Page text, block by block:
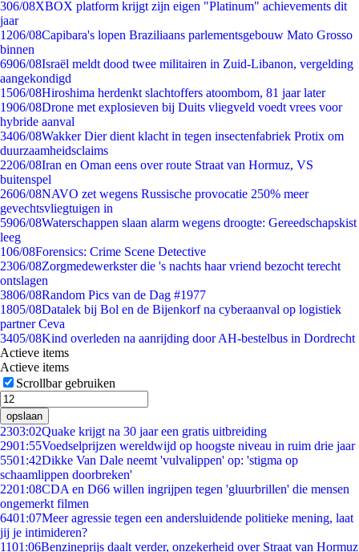
306/08XBOX platform krijgt zijn eigen "Platinum" achievements dit
jaar
1206/08Capibara's lopen Braziliaans parlementsgebouw Mato Grosso
binnen
6906/08Israël meldt dood twee militairen in Zuid-Libanon, vergelding
aangekondigd
1506/08Hiroshima herdenkt slachtoffers atoombom, 81 jaar later
1906/08Drone met explosieven bij Duits vliegveld voedt vrees voor
hybride aanval
3406/08Wakker Dier dient klacht in tegen insectenfabriek Protix om
duurzaamheidsclaims
2206/08Iran en Oman eens over route Straat van Hormuz, VS
buitenspel
2606/08NAVO zet wegens Russische provocatie 250% meer
gevechtsvliegtuigen in
5906/08Waterschappen slaan alarm wegens droogte: Gereedschapskist
leeg
106/08Forensics: Crime Scene Detective
2306/08Zorgmedewerkster die 's nachts haar vriend bezocht terecht
ontslagen
3806/08Random Pics van de Dag #1977
1805/08Datalek bij Bol en de Bijenkorf na cyberaanval op logistiek
partner Ceva
3405/08Kind overleden na aanrijding door AH-bestelbus in Dordrecht
Actieve items
Actieve items
Scrollbar gebruiken
opslaan
2303:02Quake krijgt na 30 jaar een gratis uitbreiding
2901:55Voedselprijzen wereldwijd op hoogste niveau in ruim drie jaar
5501:42Dikke Van Dale neemt 'vulvalippen' op: 'stigma op
schaamlippen doorbreken'
2201:08CDA en D66 willen ingrijpen tegen 'gluurbrillen' die mensen
ongemerkt filmen
6401:07Meer agressie tegen een andersluidende politieke mening, laat
jij je intimideren?
1101:06Benzineprijs daalt verder, onzekerheid over Straat van Hormuz